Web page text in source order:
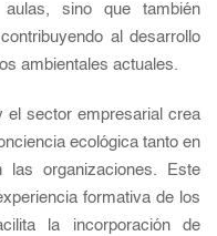
sino que también
al desarrollo
ambientales actuales.
el sector empresarial crea
ecológica tanto en
las organizaciones. Este
formativa de los
la incorporación de